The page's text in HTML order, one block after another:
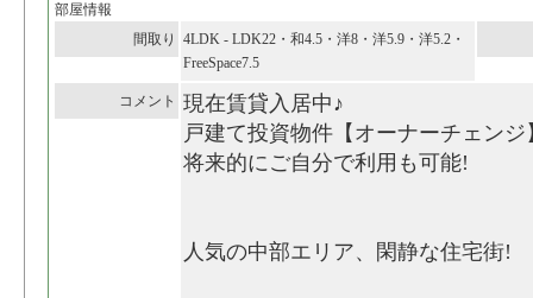
部屋情報
間取り
4LDK - LDK22・和4.5・洋8・洋5.9・洋5.2・
FreeSpace7.5
コメント
現在賃貸入居中♪
戸建て投資物件【オーナーチェンジ
将来的にご自分で利用も可能!
人気の中部エリア、閑静な住宅街!